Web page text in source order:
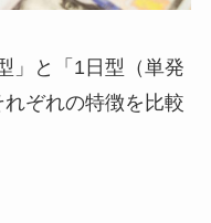
」と「1日型（単発
ぞれの特徴を比較